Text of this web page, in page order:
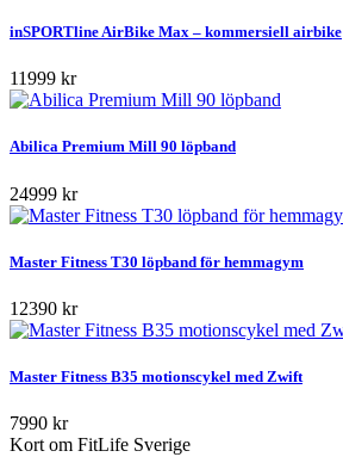
inSPORTline AirBike Max – kommersiell airbike
11999 kr
Abilica Premium Mill 90 löpband
24999 kr
Master Fitness T30 löpband för hemmagym
12390 kr
Master Fitness B35 motionscykel med Zwift
7990 kr
Kort om FitLife Sverige